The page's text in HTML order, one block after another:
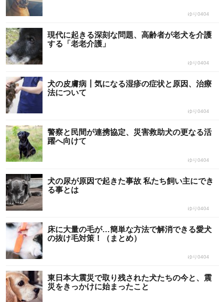
ゆり0404
現代に起きる深刻な問題、高齢者が老犬を介護
する「老老介護」
ゆり0404
犬の皮膚病┃気になる湿疹の症状と原因、治療
法について
ゆり0404
警察と民間が連携協定、災害救助犬の更なる活
躍へ向けて
ゆり0404
犬の尿が原因で起きた事故 私たち飼い主にでき
る事とは
ゆり0404
床に大量の毛が…簡単な方法で解消できる愛犬
の抜け毛対策！（まとめ）
ゆり0404
東日本大震災で取り残された犬たちの今と、震
災をきっかけに始まったこと